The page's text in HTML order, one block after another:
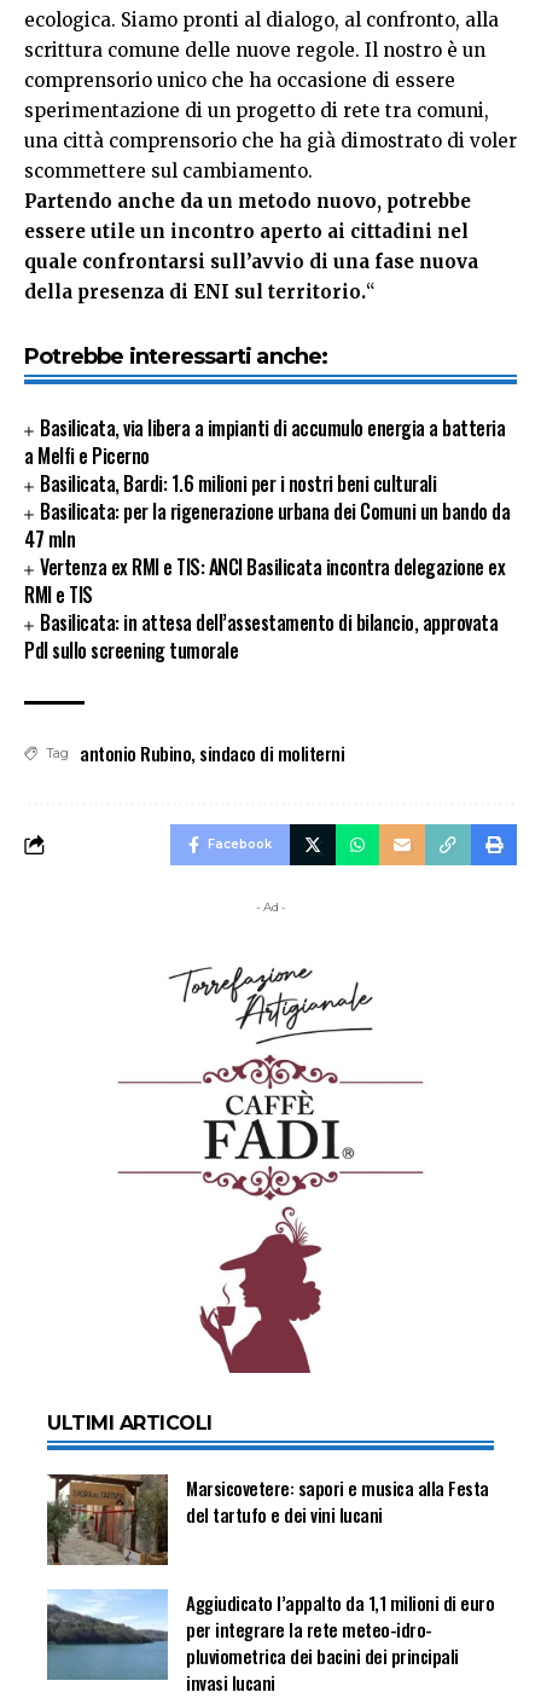
ecologica. Siamo pronti al dialogo, al confronto, alla
scrittura comune delle nuove regole. Il nostro è un
comprensorio unico che ha occasione di essere
sperimentazione di un progetto di rete tra comuni,
una città comprensorio che ha già dimostrato di voler
scommettere sul cambiamento.
Partendo anche da un metodo nuovo, potrebbe
essere utile un incontro aperto ai cittadini nel
quale confrontarsi sull’avvio di una fase nuova
della presenza di ENI sul territorio.“
Potrebbe interessarti anche:
Basilicata, via libera a impianti di accumulo energia a batteria
a Melfi e Picerno
Basilicata, Bardi: 1.6 milioni per i nostri beni culturali
Basilicata: per la rigenerazione urbana dei Comuni un bando da
47 mln
Vertenza ex RMI e TIS: ANCI Basilicata incontra delegazione ex
RMI e TIS
Basilicata: in attesa dell’assestamento di bilancio, approvata
Pdl sullo screening tumorale
Tag antonio Rubino, sindaco di moliterni
Facebook
- Ad -
ULTIMI ARTICOLI
Marsicovetere: sapori e musica alla Festa
del tartufo e dei vini lucani
Aggiudicato l’appalto da 1,1 milioni di euro
per integrare la rete meteo-idro-
pluviometrica dei bacini dei principali
invasi lucani